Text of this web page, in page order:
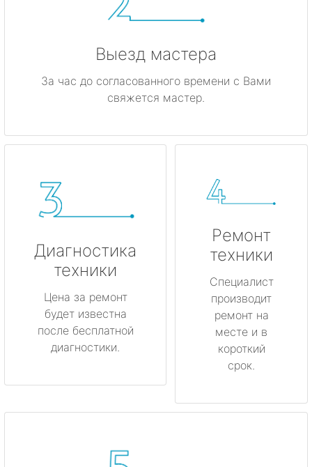
Выезд мастера
За час до согласованного времени с Вами
свяжется мастер.
Диагностика
техники
Цена за ремонт
будет известна
после бесплатной
диагностики.
Ремонт
техники
Специалист
производит
ремонт на
месте и в
короткий
срок.